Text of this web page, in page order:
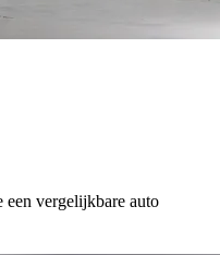
een vergelijkbare auto